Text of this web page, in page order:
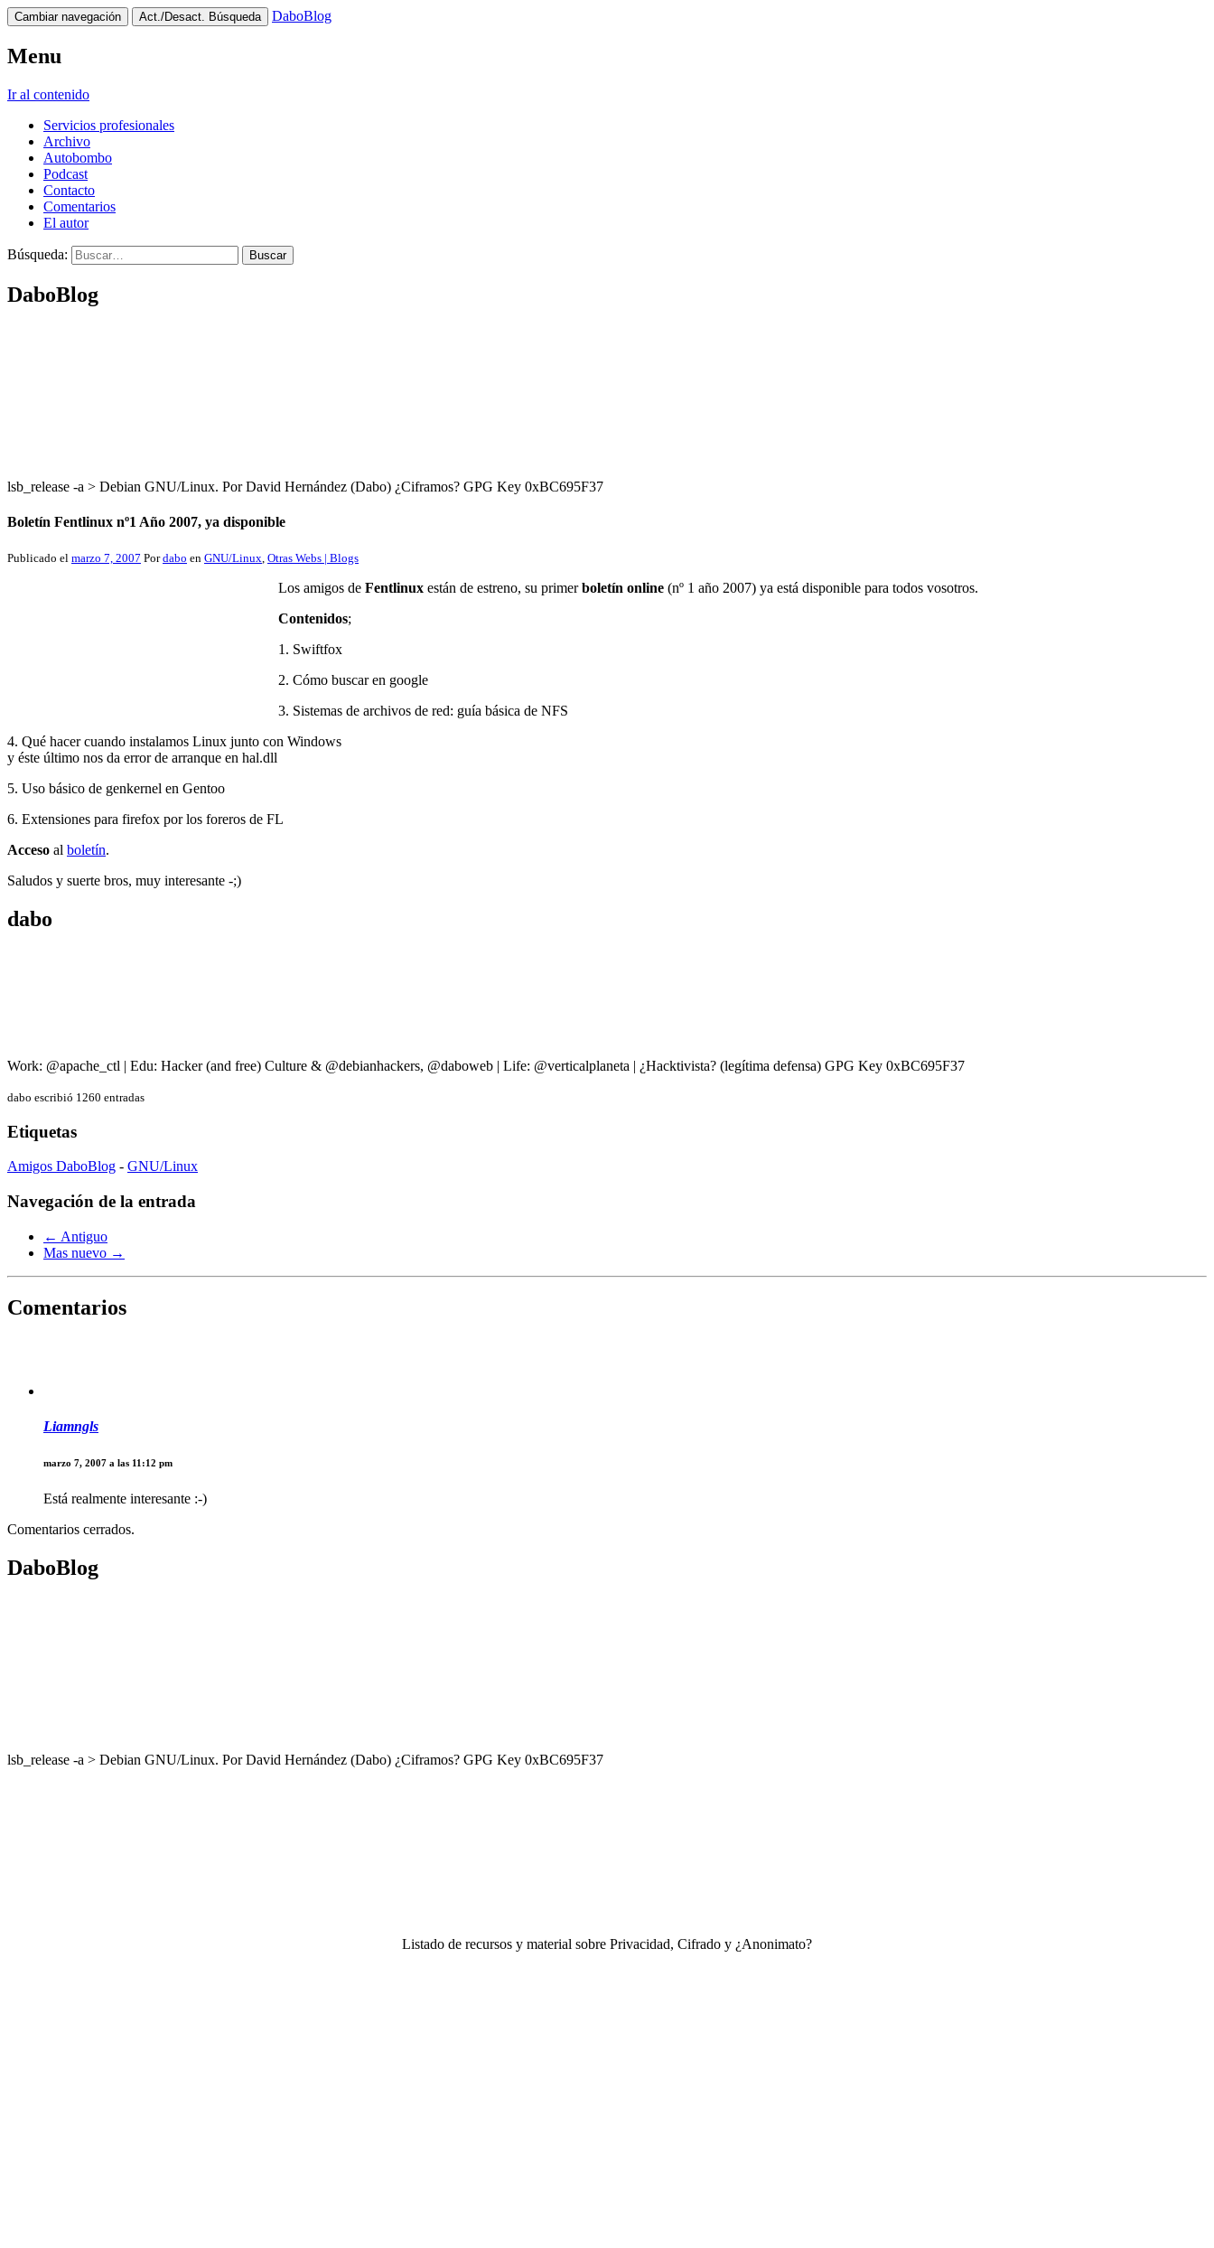
Cambiar navegación Act./Desact. Búsqueda DaboBlog
Menu
Ir al contenido
Servicios profesionales
Archivo
Autobombo
Podcast
Contacto
Comentarios
El autor
Búsqueda:
DaboBlog
lsb_release -a > Debian GNU/Linux. Por David Hernández (Dabo) ¿Ciframos? GPG Key 0xBC695F37
Boletín Fentlinux nº1 Año 2007, ya disponible
Publicado el marzo 7, 2007 Pordabo en GNU/Linux, Otras Webs | Blogs
Los amigos de Fentlinux están de estreno, su primerboletín online (nº 1 año 2007) ya está disponible para todos vosotros.
Contenidos;
1. Swiftfox
2. Cómo buscar en google
3. Sistemas de archivos de red: guía básica de NFS
4. Qué hacer cuando instalamos Linux junto con Windows
y éste último nos da error de arranque en hal.dll
5. Uso básico de genkernel en Gentoo
6. Extensiones para firefox por los foreros de FL
Acceso al boletín.
Saludos y suerte bros, muy interesante -;)
dabo
Work: @apache_ctl | Edu: Hacker (and free) Culture & @debianhackers, @daboweb | Life: @verticalplaneta | ¿Hacktivista? (legítima defensa) GPG Key 0xBC695F37
dabo escribió 1260 entradas
Etiquetas
Amigos DaboBlog - GNU/Linux
Navegación de la entrada
← Antiguo
Mas nuevo →
Comentarios
Liamngls
marzo 7, 2007 a las 11:12 pm
Está realmente interesante :-)
Comentarios cerrados.
DaboBlog
lsb_release -a > Debian GNU/Linux. Por David Hernández (Dabo) ¿Ciframos? GPG Key 0xBC695F37
Listado de recursos y material sobre Privacidad, Cifrado y ¿Anonimato?